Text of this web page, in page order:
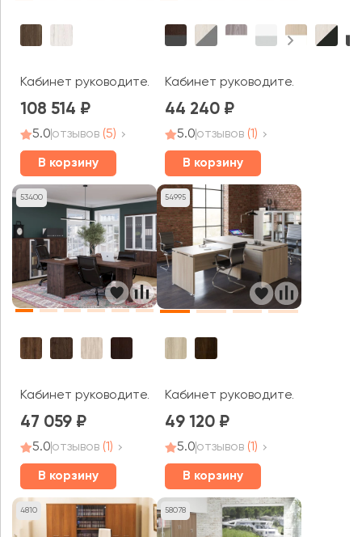
Кабинет руководителя Time.S
108 514
5.0отзывов (5)
В корзину
Кабинет руководителя Метал
44 240
5.0отзывов (1)
В корзину
53400
Кабинет руководителя Приоритет
47 059
5.0отзывов (1)
В корзину
54995
Кабинет руководителя Grand
49 120
5.0отзывов (1)
В корзину
4810 58078